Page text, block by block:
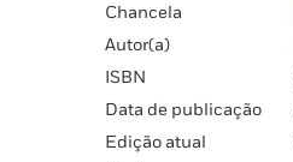
Chancela
Autor(a)
ISBN
Data de publicação
Edição atual